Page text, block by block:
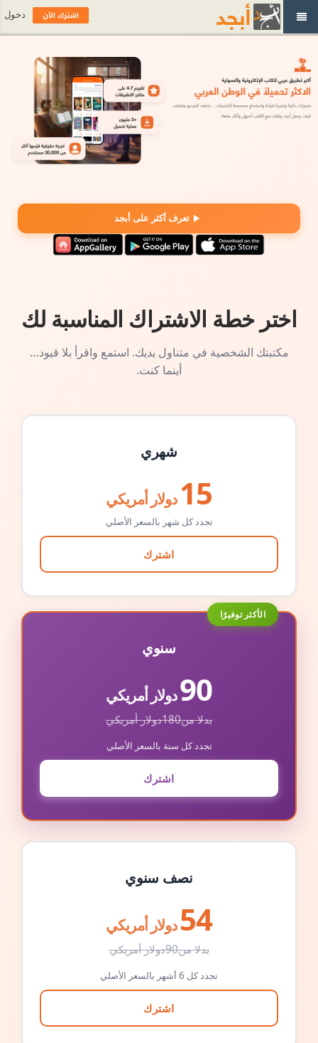
تعرف أكثر على أبجد
اختر خطة الاشتراك المناسبة لك
مكتبتك الشخصية في متناول يديك. استمع واقرأ بلا قيود…
أينما كنت.
شهري
15 دولار أمريكي
تجدد كل شهر بالسعر الأصلي
اشترك
الأكثر توفيرًا
سنوي
90دولار أمريكي
بدلا من180دولار أمريكي
تجدد كل سنة بالسعر الأصلي
اشترك
نصف سنوي
54 دولار أمريكي
بدلا من90دولار أمريكي
تجدد كل 6 أشهر بالسعر الأصلي
اشترك
اشترك الآن دخول